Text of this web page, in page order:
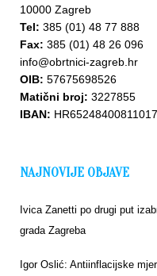
10000 Zagreb
Tel: 385 (01) 48 77 888
Fax: 385 (01) 48 26 096
info@obrtnici-zagreb.hr
OIB: 57675698526
Matični broj: 3227855
IBAN:
NAJNOVIJE OBJAVE
Ivica Zanetti po drugi put
grada Zagreba
Igor Oslić: Antiinflacijske